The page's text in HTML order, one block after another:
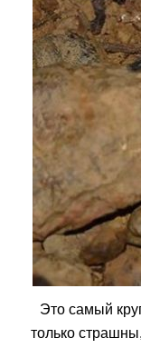
Это самый
только